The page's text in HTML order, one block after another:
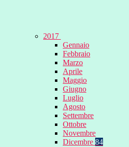
2017
Gennaio
Febbraio
Marzo
Aprile
Maggio
Giugno
Luglio
Agosto
Settembre
Ottobre
Novembre
Dicembre 84